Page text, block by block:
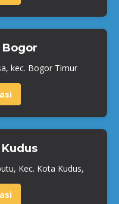
Bogor
kec. Bogor Timur
Kec. Kota Kudus,